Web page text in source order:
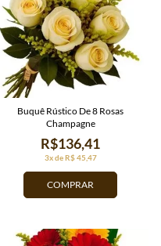
COMPRAR
3x de R$ 45,47
R$136,41
Buquê Rústico De 8 Rosas
Champagne